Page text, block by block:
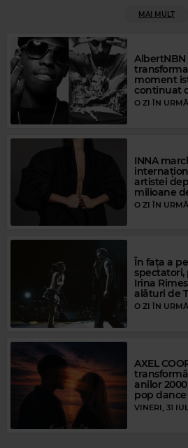
ANYONE OF US
Magic Gold
THE LOOK OF LOVE
MAI MULT
moment
continuat
O ZI ÎN URMĂ
INNA
artistei
milioane
O ZI ÎN URMĂ
În fața a
spectatori,
Irina
alături de
O ZI ÎN URMĂ
AXEL
anilor
pop dance
VINERI, 31